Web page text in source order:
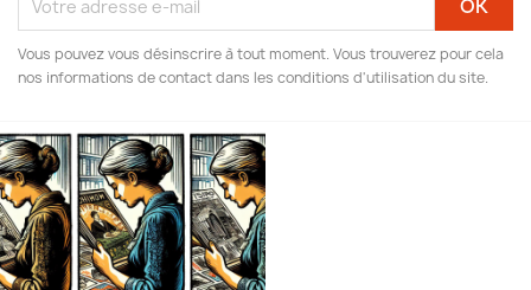
Vous pouvez vous désinscrire à tout moment. Vous trouverez pour cela
nos informations de contact dans les conditions d'utilisation du site.